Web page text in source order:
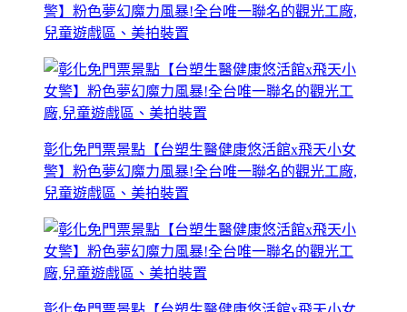
警】粉色夢幻魔力風暴!全台唯一聯名的觀光工廠,
兒童遊戲區、美拍裝置
彰化免門票景點【台塑生醫健康悠活館x飛天小女
警】粉色夢幻魔力風暴!全台唯一聯名的觀光工廠,
兒童遊戲區、美拍裝置